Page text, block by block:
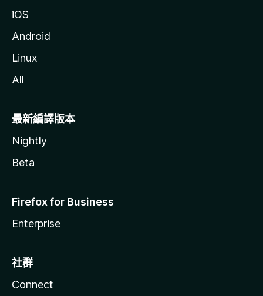
iOS
Android
Linux
All
最新編譯版本
Nightly
Beta
Firefox for Business
Enterprise
社群
Connect